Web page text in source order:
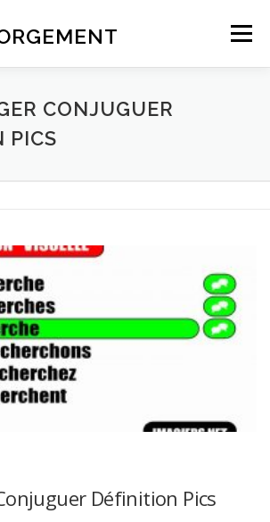
Menu
CONJUGUER
PICS
Définition Pics